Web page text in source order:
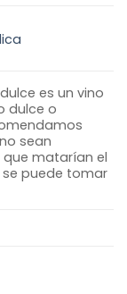
es un vino
dulce o
sean
que matarían el
puede tomar